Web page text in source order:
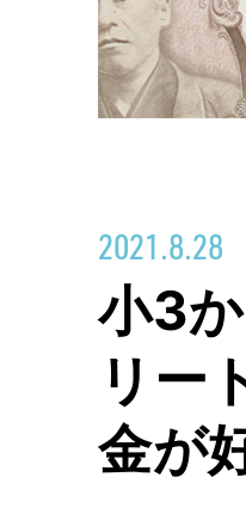
2021.8.28
小3
リー
金が